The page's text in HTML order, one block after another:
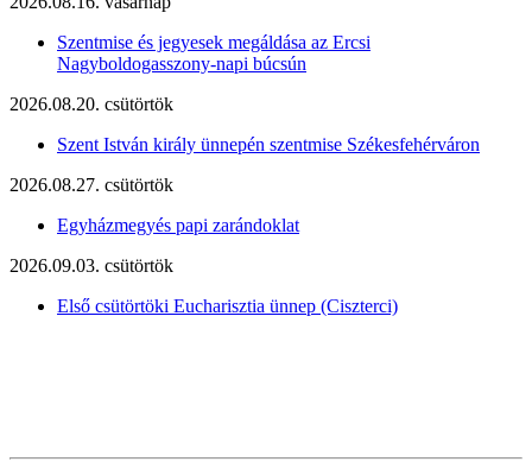
Szentmise és jegyesek megáldása az Ercsi
Nagyboldogasszony-napi búcsún
2026.08.20. csütörtök
Szent István király ünnepén szentmise Székesfehérváron
2026.08.27. csütörtök
Egyházmegyés papi zarándoklat
2026.09.03. csütörtök
Első csütörtöki Eucharisztia ünnep (Ciszterci)